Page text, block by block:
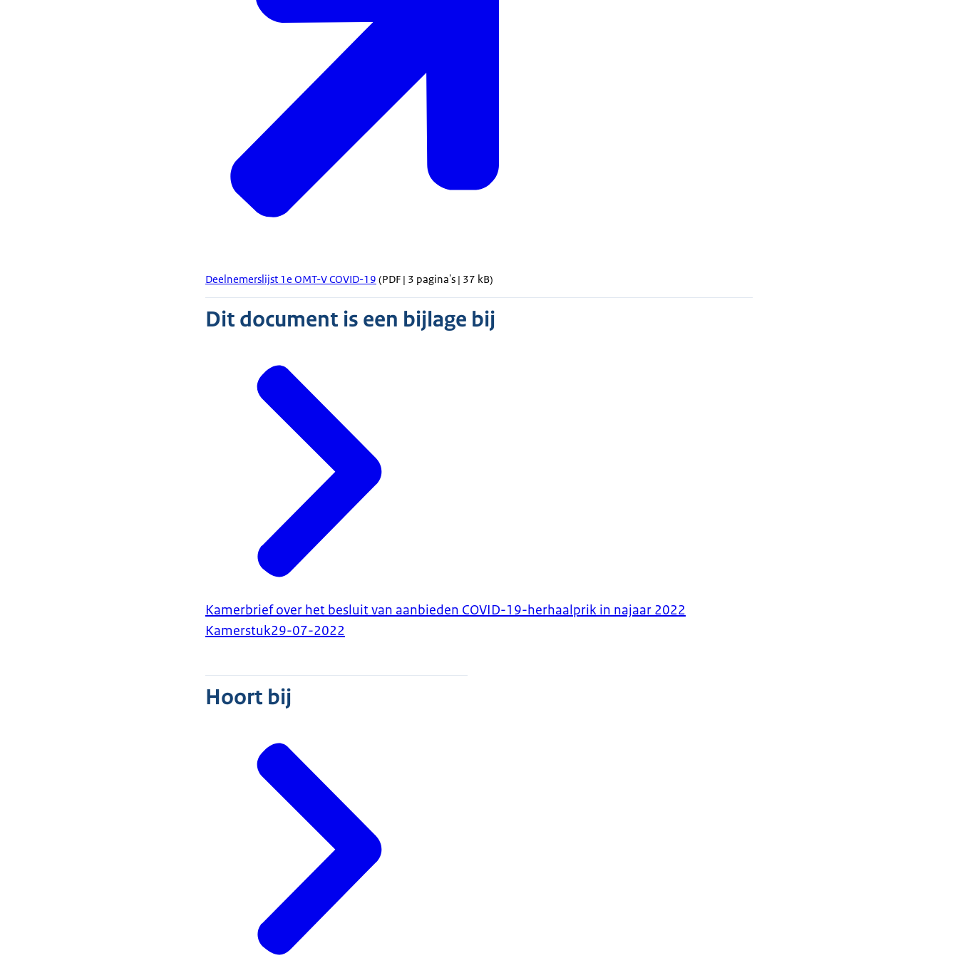
Deelnemerslijst 1e OMT-V COVID-19 (PDF | 3 pagina's | 37 kB)
Dit document is een bijlage bij
Kamerbrief over het besluit van aanbieden COVID-19-herhaalprik in najaar 2022
Kamerstuk29-07-2022
Hoort bij